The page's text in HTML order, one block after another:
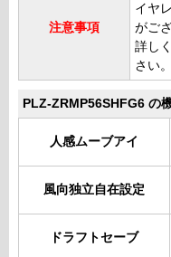
注意事項
イヤ
がご
詳し
さい。
PLZ-ZRMP56SHFG6 の
人感ムーブアイ
風向独立自在設定
ドラフトセーブ